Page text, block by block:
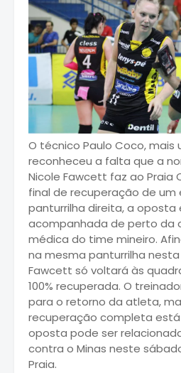
O técnico Paulo Coco, mais
reconheceu a falta que a
Nicole Fawcett faz ao Praia
final de recuperação de
panturrilha direita, a oposta
acompanhada de perto da
médica do time mineiro.
na mesma panturrilha
Fawcett só voltará às
100% recuperada. O
para o retorno da atleta,
recuperação completa
oposta pode ser
contra o Minas neste
Praia.